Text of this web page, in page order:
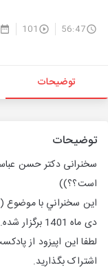
56:47
101
توضیحات
توضیحات
سخنرانی دکتر حسن
است؟؟))
دی ماه 1401 برگزار شده.
لطفا اين اپيزود از
اشتراک بگذاريد.